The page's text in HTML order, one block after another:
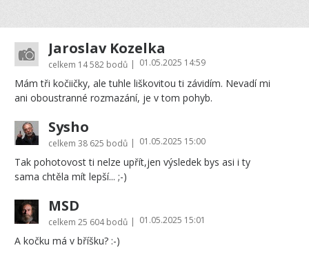
Jaroslav Kozelka
celkem 14 582 bodů | 01.05.2025 14:59
Mám tři kočiičky, ale tuhle liškovitou ti závidím. Nevadí mi
ani oboustranné rozmazání, je v tom pohyb.
Sysho
celkem 38 625 bodů | 01.05.2025 15:00
Tak pohotovost ti nelze upřít,jen výsledek bys asi i ty
sama chtěla mít lepší... ;-)
MSD
celkem 25 604 bodů | 01.05.2025 15:01
A kočku má v bříšku? :-)